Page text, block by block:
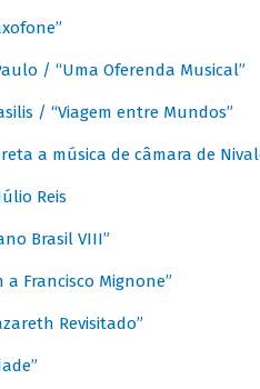
/ “Uma Oferenda Musical”
/ “Viagem entre Mundos”
a música de câmara de
Reis
Brasil VIII”
Francisco Mignone”
Revisitado”